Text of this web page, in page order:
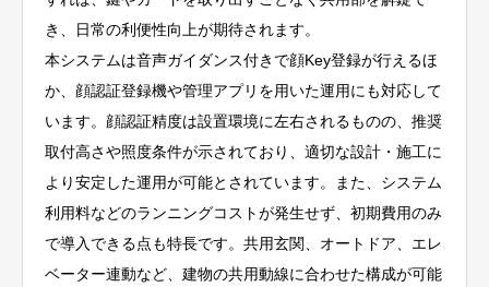
き、日常の利便性向上が期待されます。
本システムは音声ガイダンス付きで顔Key登録が行えるほ
か、顔認証登録機や管理アプリを用いた運用にも対応して
います。顔認証精度は設置環境に左右されるものの、推奨
取付高さや照度条件が示されており、適切な設計・施工に
より安定した運用が可能とされています。また、システム
利用料などのランニングコストが発生せず、初期費用のみ
で導入できる点も特長です。共用玄関、オートドア、エレ
ベーター連動など、建物の共用動線に合わせた構成が可能